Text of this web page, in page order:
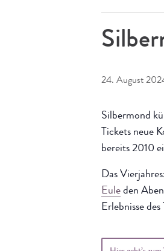
24. August
Silbermond
Tickets neue
bereits 2010
Das
Eule den
Erlebnisse des